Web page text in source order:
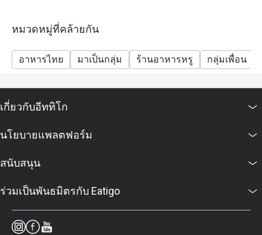
หมวดหมู่ที่คล้ายกัน
อาหารไทย มาเป็นกลุ่ม ร้านอาหารหรู กลุ่มเพื่อน
เกี่ยวกับอีททิโก
นโยบายแพลตฟอร์ม
สนับสนุน
ร่วมเป็นพันธมิตรกับ Eatigo